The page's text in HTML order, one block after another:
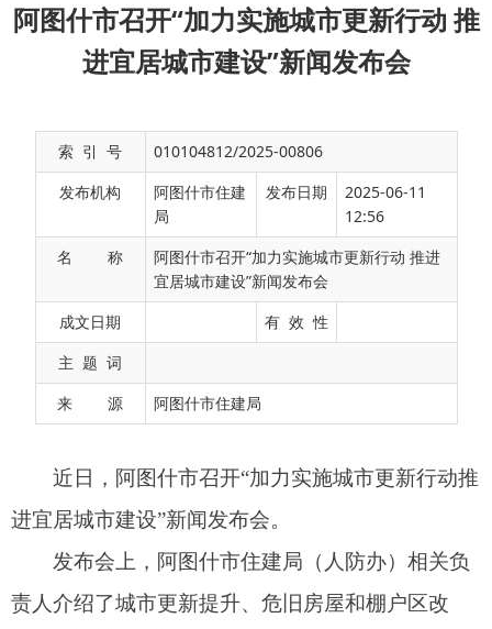
阿图什市召开“加力实施城市更新行动 推
进宜居城市建设”新闻发布会
索 引 号
010104812/2025-00806
发布机构
阿图什市住建
局
发布日期
2025-06-11
12:56
名 称
阿图什市召开“加力实施城市更新行动 推进
宜居城市建设”新闻发布会
成文日期
有 效 性
主 题 词
来 源
阿图什市住建局
近日，阿图什市召开“加力实施城市更新行动推
进宜居城市建设”新闻发布会。
发布会上，阿图什市住建局（人防办）相关负
责人介绍了城市更新提升、危旧房屋和棚户区改
提问。
展思想，加强新时代城市建设工作，以补短板、惠
民生、增活力为更新重点，聚焦治理“城市病”，实
施科学规划引领工程、城市基础设施补短板工程、